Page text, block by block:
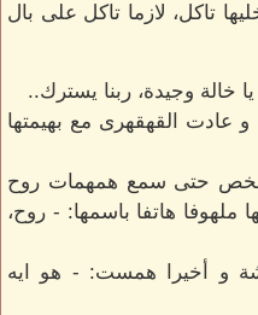
تاكل، لازما تاكل على بال
خالة وجيدة، ربنا يسترك..
عادت القهقهرى مع بهيمتها
الخص حتى سمع همهمات روح
ملهوفا هاتفا باسمها: - روح،
و أخيرا همست: - هو ايه